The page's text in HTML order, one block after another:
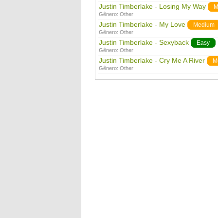
Justin Timberlake - Losing My Way
Gênero: Other
Justin Timberlake - My Love Medium
Gênero: Other
Justin Timberlake - Sexyback Easy
Gênero: Other
Justin Timberlake - Cry Me A River
Gênero: Other